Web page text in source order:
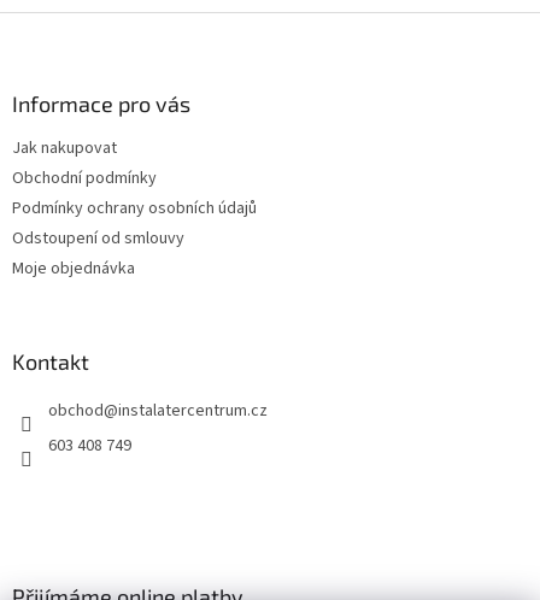
Informace pro vás
Jak nakupovat
Obchodní podmínky
Podmínky ochrany osobních údajů
Odstoupení od smlouvy
Moje objednávka
Kontakt
obchod@instalatercentrum.cz
603 408 749